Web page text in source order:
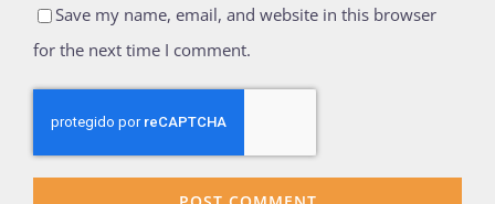
Save my name, email, and website in this browser
for the next time I comment.